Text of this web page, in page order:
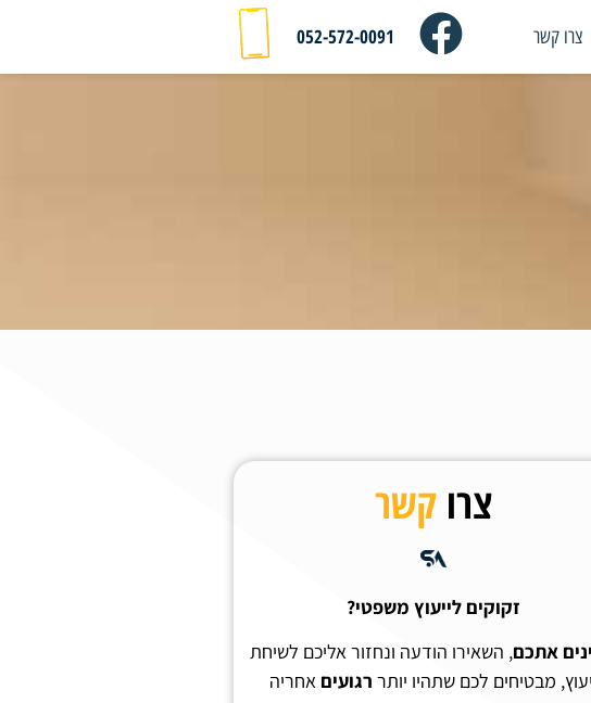
צרו קשר 052-572-0091
צרו קשר
זקוקים לייעוץ משפטי?
אתכם, השאירו הודעה ונחזור אליכם לשיחת
מבטיחים לכם שתהיו יותר רגועים אחריה